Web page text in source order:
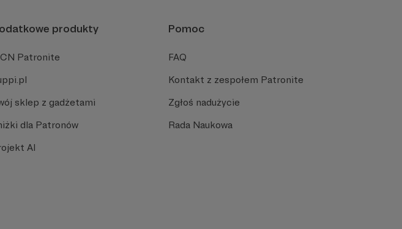
produkty
Patronite
sklep z gadżetami
dla Patronów
AI
Pomoc
FAQ
Kontakt z zespołem Patronite
Zgłoś nadużycie
Rada Naukowa